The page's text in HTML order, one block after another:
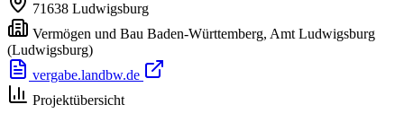
71638 Ludwigsburg
Vermögen und Bau Baden-Württemberg, Amt Ludwigsburg
(Ludwigsburg)
vergabe.landbw.de
Projektübersicht